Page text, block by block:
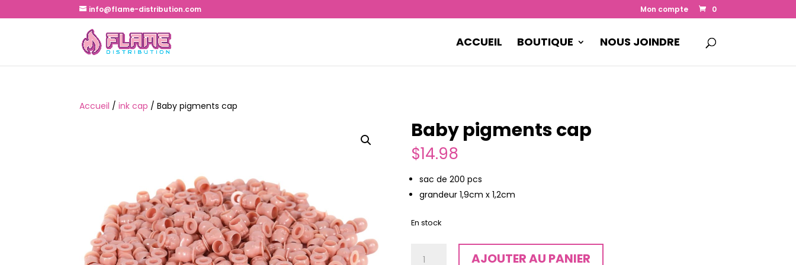
info@flame-distribution.com Mon compte 0
ACCUEIL BOUTIQUE NOUS JOINDRE
Accueil /ink cap / Baby pigments cap
Baby pigments cap
$14.98
sac de 200 pcs
grandeur 1,9cm x 1,2cm
En stock
AJOUTER AU PANIER